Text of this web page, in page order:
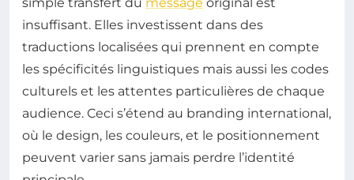
insuffisant. Elles investissent dans des
traductions localisées qui prennent en compte
les spécificités linguistiques mais aussi les codes
culturels et les attentes particulières de chaque
audience. Ceci s’étend au branding international,
où le design, les couleurs, et le positionnement
peuvent varier sans jamais perdre l’identité